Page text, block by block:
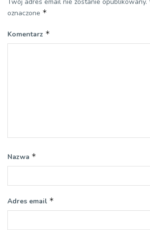
oznaczone *
Komentarz *
Nazwa *
Adres email *